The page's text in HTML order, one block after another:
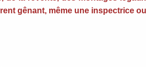
gênant, même une inspectrice